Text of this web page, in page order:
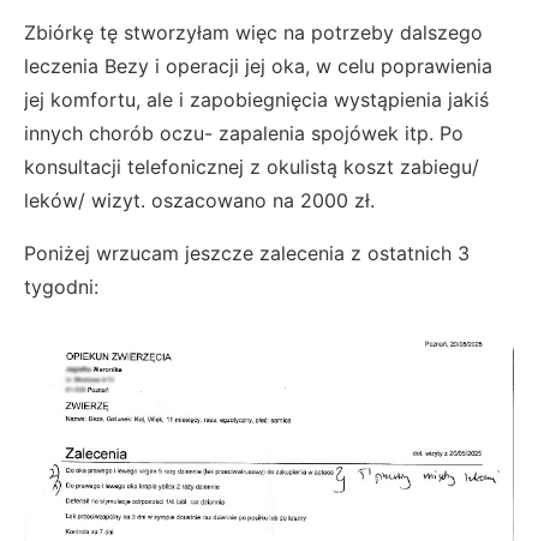
Zbiórkę tę stworzyłam więc na potrzeby dalszego
leczenia Bezy i operacji jej oka, w celu poprawienia
jej komfortu, ale i zapobiegnięcia wystąpienia jakiś
innych chorób oczu- zapalenia spojówek itp. Po
konsultacji telefonicznej z okulistą koszt zabiegu/
leków/ wizyt. oszacowano na 2000 zł.
Poniżej wrzucam jeszcze zalecenia z ostatnich 3
tygodni: